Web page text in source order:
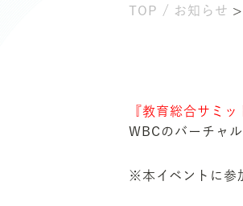
TOP お知らせ
『教育総合サミ
WBCのバーチャ
※本イベントに参